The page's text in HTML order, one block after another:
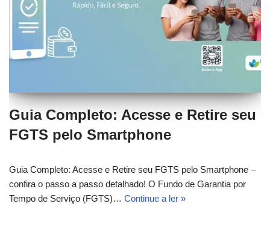
Guia Completo: Acesse e Retire seu
FGTS pelo Smartphone
Guia Completo: Acesse e Retire seu FGTS pelo Smartphone –
confira o passo a passo detalhado! O Fundo de Garantia por
Tempo de Serviço (FGTS)… Continue a ler »